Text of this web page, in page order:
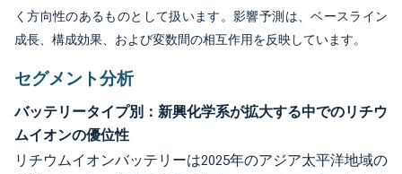
く方向性のあるものとして扱います。影響予測は、ベースライン
成長、構成効果、および変数間の相互作用を反映しています。
セグメント分析
バッテリータイプ別：新興化学系が拡大する中でのリチウ
ムイオンの優位性
リチウムイオンバッテリーは2025年のアジア太平洋地域の